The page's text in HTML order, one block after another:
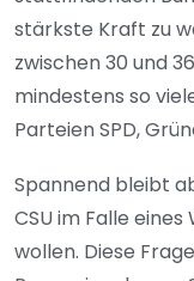
stärkste Kraft zu
zwischen 30 und
mindestens so
Parteien SPD,
Spannend bleibt
CSU im Falle
wollen. Diese